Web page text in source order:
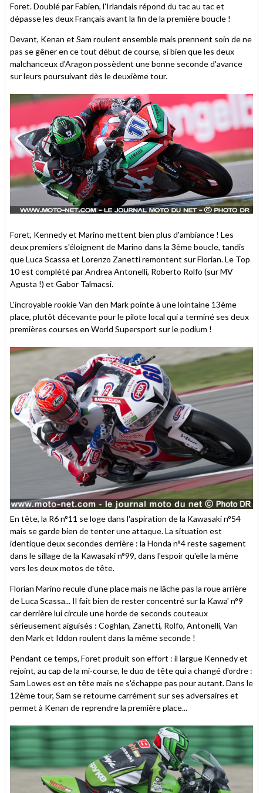
Foret. Doublé par Fabien, l'Irlandais répond du tac au tac et
dépasse les deux Français avant la fin de la première boucle !
Devant, Kenan et Sam roulent ensemble mais prennent soin de ne
pas se gêner en ce tout début de course, si bien que les deux
malchanceux d'Aragon possèdent une bonne seconde d'avance
sur leurs poursuivant dès le deuxième tour.
Foret, Kennedy et Marino mettent bien plus d'ambiance ! Les
deux premiers s'éloignent de Marino dans la 3ème boucle, tandis
que Luca Scassa et Lorenzo Zanetti remontent sur Florian. Le Top
10 est complété par Andrea Antonelli, Roberto Rolfo (sur MV
Agusta !) et Gabor Talmacsi.
L'incroyable rookie Van den Mark pointe à une lointaine 13ème
place, plutôt décevante pour le pilote local qui a terminé ses deux
premières courses en World Supersport sur le podium !
En tête, la R6 n°11 se loge dans l'aspiration de la Kawasaki n°54
mais se garde bien de tenter une attaque. La situation est
identique deux secondes derrière : la Honda n°4 reste sagement
dans le sillage de la Kawasaki n°99, dans l'espoir qu'elle la mène
vers les deux motos de tête.
Florian Marino recule d'une place mais ne lâche pas la roue arrière
de Luca Scassa... Il fait bien de rester concentré sur la Kawa' n°9
car derrière lui circule une horde de seconds couteaux
sérieusement aiguisés : Coghlan, Zanetti, Rolfo, Antonelli, Van
den Mark et Iddon roulent dans la même seconde !
Pendant ce temps, Foret produit son effort : il largue Kennedy et
rejoint, au cap de la mi-course, le duo de tête qui a changé d'ordre :
Sam Lowes est en tête mais ne s'échappe pas pour autant. Dans le
12ème tour, Sam se retourne carrément sur ses adversaires et
permet à Kenan de reprendre la première place...